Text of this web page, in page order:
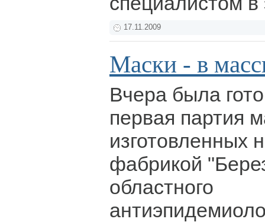
17.11.2009
Маски - в
Вчера была
первая партия
изготовленных
фабрикой
областного